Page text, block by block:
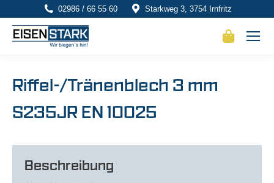
02986 / 66 55 60 Starkweg 3, 3754 Irnfritz
Riffel-/Tränenblech 3 mm
S235JR EN 10025
Beschreibung